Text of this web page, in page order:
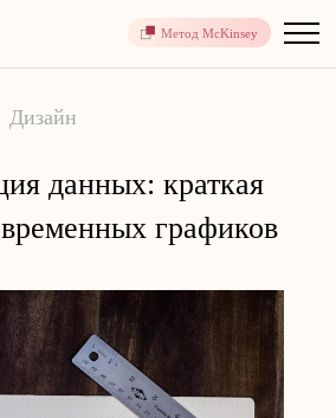
Метод McKinsey
Дизайн
данных: краткая
графиков